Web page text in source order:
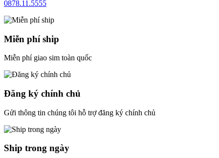
0878.11.5555
Miễn phí ship
Miễn phí giao sim toàn quốc
Đăng ký chính chủ
Gửi thông tin chúng tôi hỗ trợ đăng ký chính chủ
Ship trong ngày